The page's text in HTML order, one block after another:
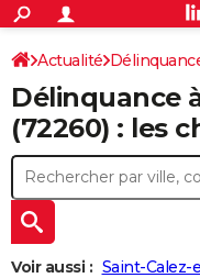
ACTUALITÉS
Politique
Société
Faits Divers
Education
Monde
Villes
+
SPORT
Coupe du monde 2026
Football
Tennis
Cyclisme
Rugby
Forum
Programme TV
TNT
Streaming
Cinéma
Sorties cinéma
Musique
+
FINANCE
Retraite
Impôts
Epargne
Immobilier
Risques naturels par ville
Banque
Assurance
Crédit
AUTO
Essais
Réserver un essai
Citadines
Berlines
SUV
Forum auto
+
HIGH-TECH
Actualité
Monhoudou
Délinquance
(72260) : les
Voir aussi : Saint-Calez-